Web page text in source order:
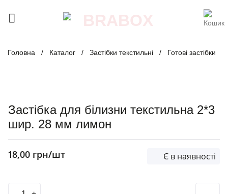
Головна / Каталог / Застібки текстильні / Готові застібки
Застібка для білизни текстильна 2*3
шир. 28 мм лимон
18,00 грн/шт Є в наявності